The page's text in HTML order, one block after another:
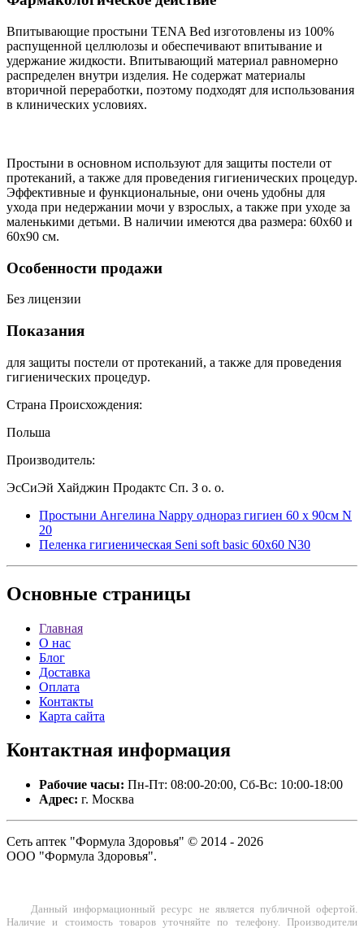
Впитывающие простыни TENA Bed изготовлены из 100%
распущенной целлюлозы и обеспечивают впитывание и
удержание жидкости. Впитывающий материал равномерно
распределен внутри изделия. Не содержат материалы
вторичной переработки, поэтому подходят для использования
в клинических условиях.
Простыни в основном используют для защиты постели от
протеканий, а также для проведения гигиенических процедур.
Эффективные и функциональные, они очень удобны для
ухода при недержании мочи у взрослых, а также при уходе за
маленькими детьми. В наличии имеются два размера: 60х60 и
60х90 см.
Особенности продажи
Без лицензии
Показания
для защиты постели от протеканий, а также для проведения
гигиенических процедур.
Страна Происхождения:
Польша
Производитель:
ЭсСиЭй Хайджин Продактс Сп. З о. о.
Простыни Ангелина Nappy однораз гигиен 60 x 90см N
20
Пеленка гигиеническая Seni soft basic 60х60 N30
Основные страницы
Главная
О нас
Блог
Доставка
Оплата
Контакты
Карта сайта
Контактная информация
Рабочие часы: Пн-Пт: 08:00-20:00, Сб-Вс: 10:00-18:00
Адрес: г. Москва
Сеть аптек "Формула Здоровья" © 2014 - 2026
ООО "Формула Здоровья".
Данный информационный ресурс не является публичной офертой.
Наличие и стоимость товаров уточняйте по телефону. Производители